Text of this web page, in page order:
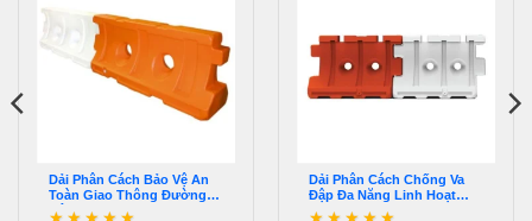
Dải Phân Cách Bảo Vệ An
Toàn Giao Thông Đường
Bộ – AGT0103
Dải Phân Cách Chống Va
Đập Đa Năng Linh Hoạt
Bền Bỉ – AGT0106